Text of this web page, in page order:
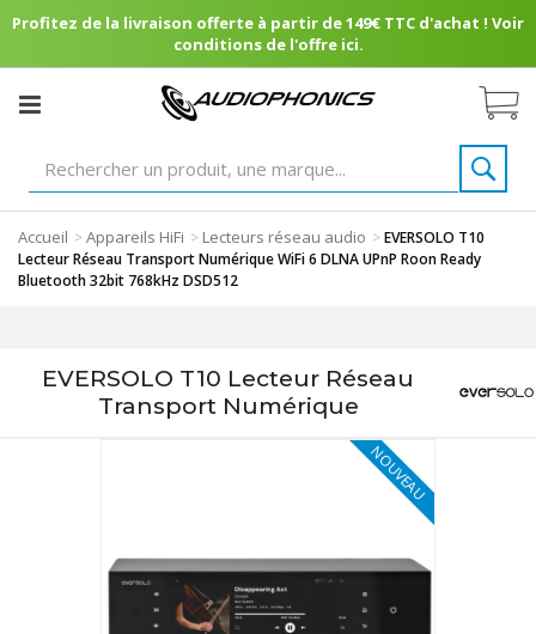
Profitez de la livraison offerte à partir de 149€ TTC d'achat ! Voir
conditions de l'offre ici.
Accueil >Appareils HiFi > Lecteurs réseau audio >EVERSOLO T10
Lecteur Réseau Transport Numérique WiFi 6 DLNA UPnP Roon Ready
Bluetooth 32bit 768kHz DSD512
EVERSOLO T10 Lecteur Réseau
Transport Numérique
NOUVEAU